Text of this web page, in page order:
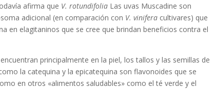
afirma que V. rotundifolia Las uvas Muscadine son
adicional (en comparación con V. vinifera cultivares) que
en elagitaninos que se cree que brindan beneficios contra el
principalmente en la piel, los tallos y las semillas de
la catequina y la epicatequina son flavonoides que se
en otros «alimentos saludables» como el té verde y el